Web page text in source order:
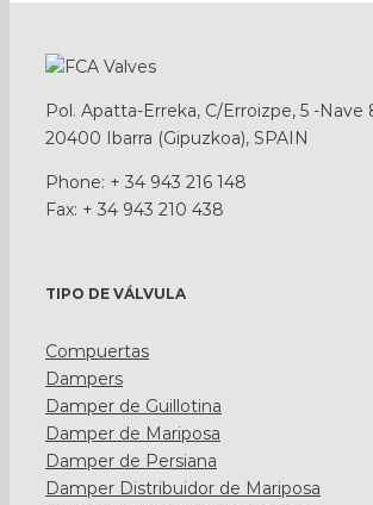
Pol. Apatta-Erreka, C/Erroizpe, 5 -Nave
20400 Ibarra (Gipuzkoa), SPAIN
Phone: + 34 943 216 148
Fax: + 34 943 210 438
TIPO DE VÁLVULA
Compuertas
Dampers
Damper de Guillotina
Damper de Mariposa
Damper de Persiana
Damper Distribuidor de Mariposa